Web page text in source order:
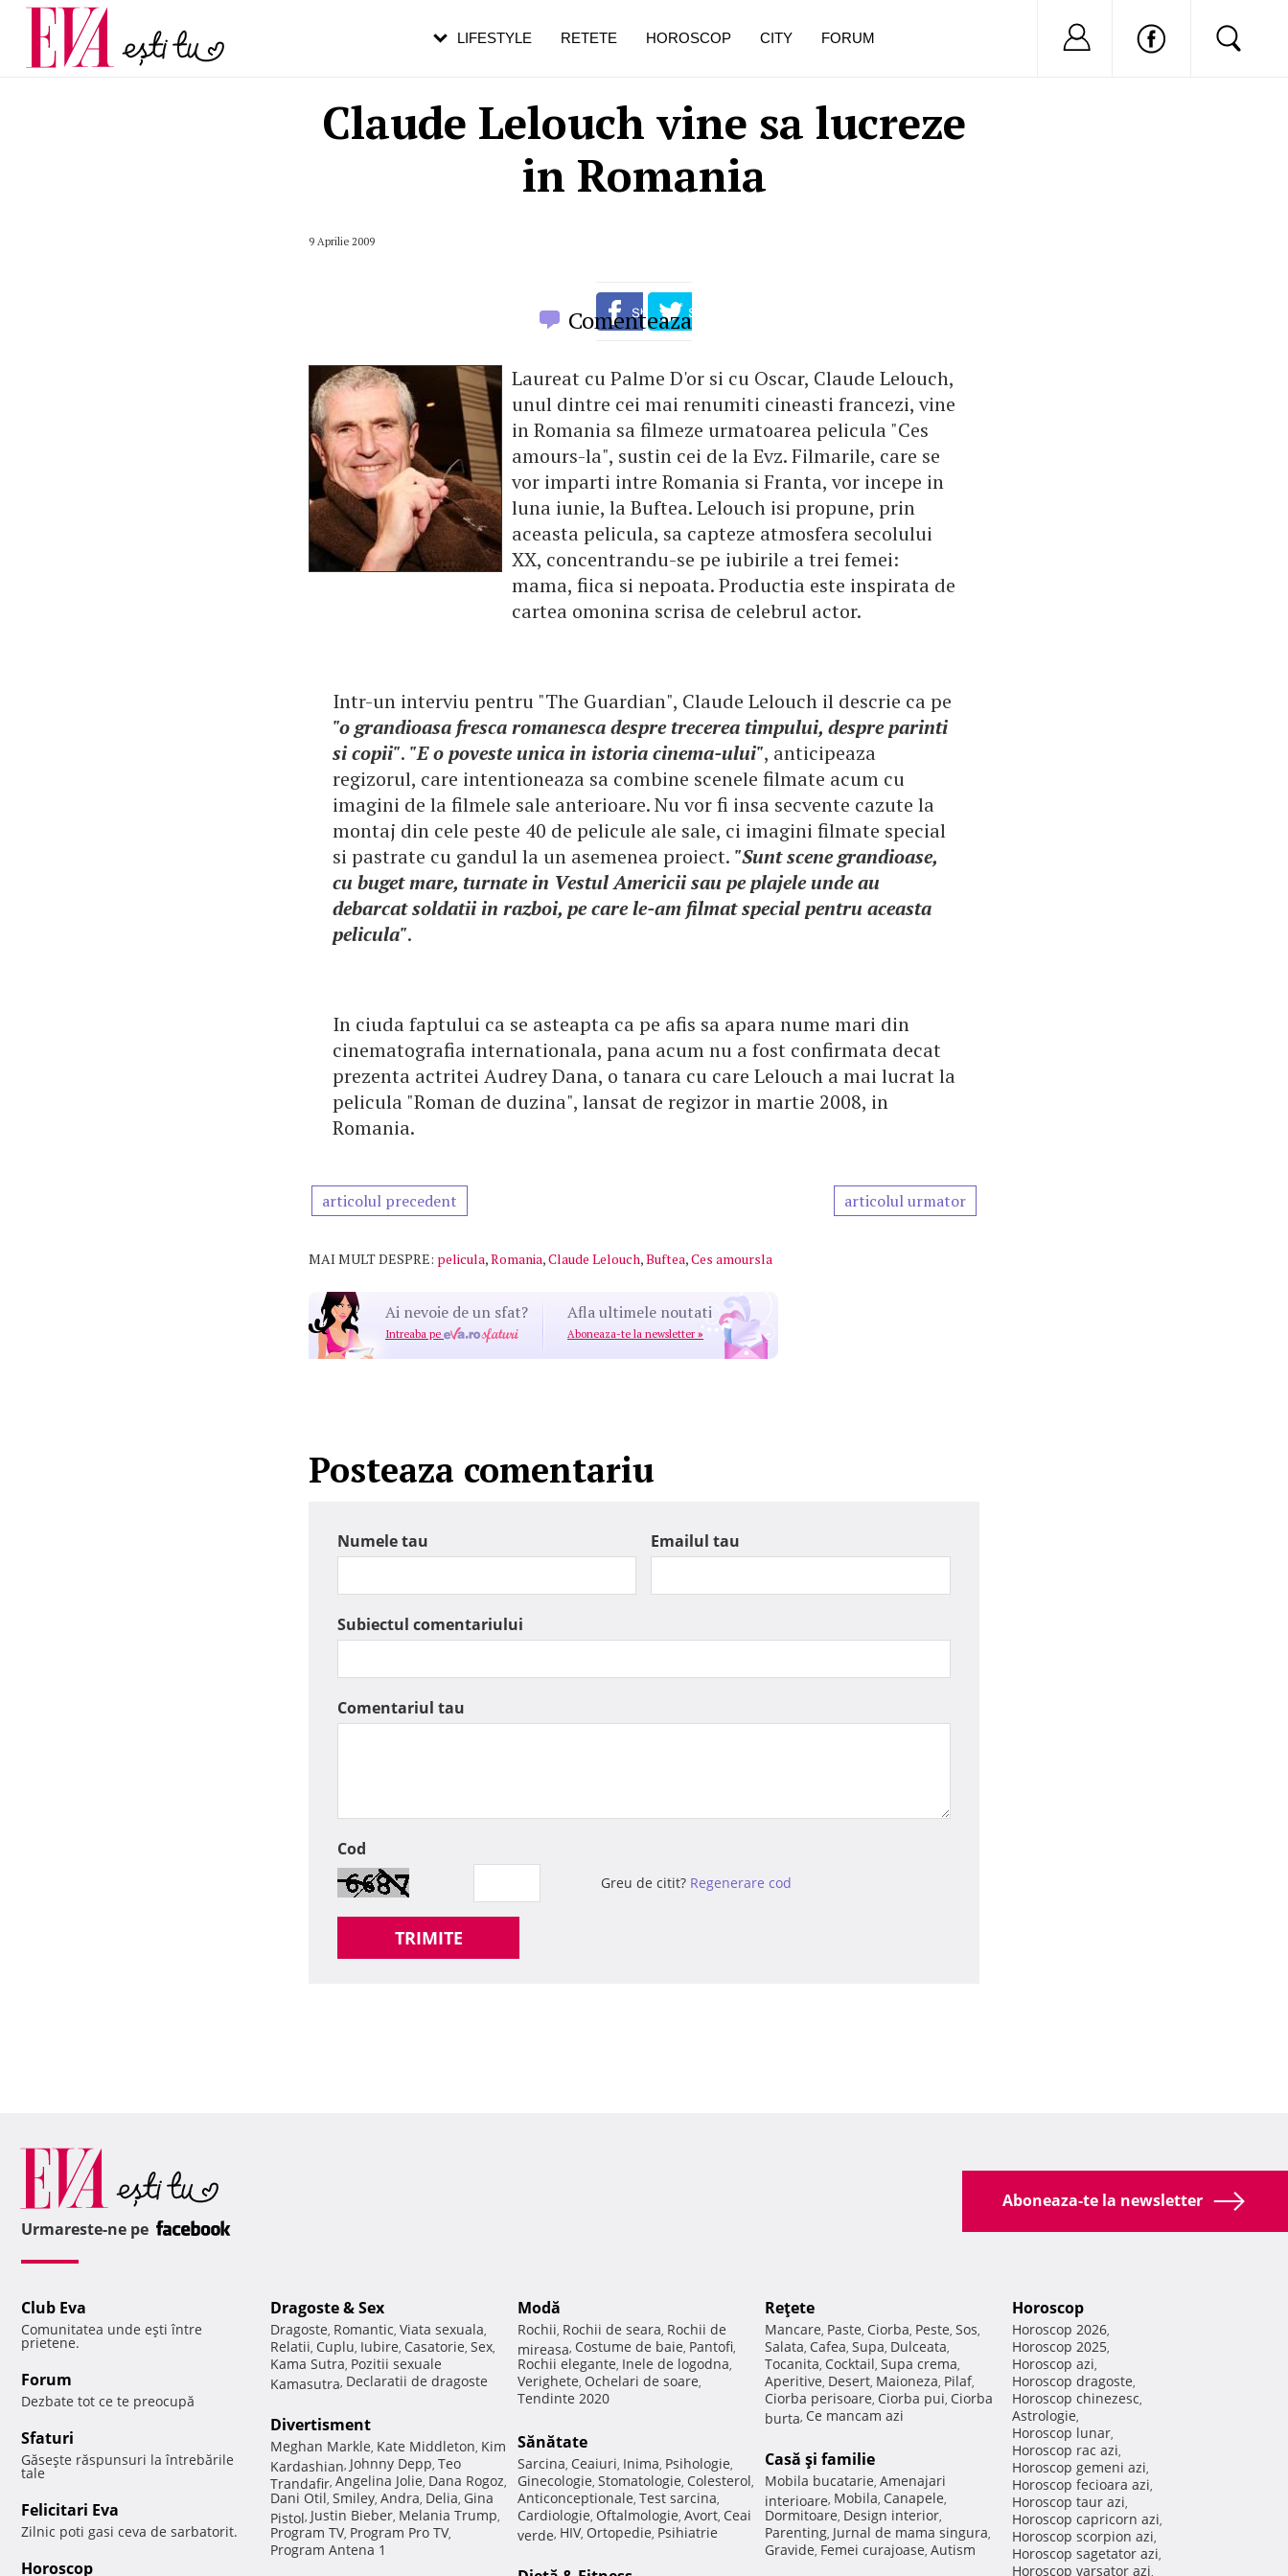
Claude Lelouch vine sa lucreze
in Romania
9 Aprilie 2009
Comenteaza
Laureat cu Palme D'or si cu Oscar, Claude Lelouch,
unul dintre cei mai renumiti cineasti francezi, vine
in Romania sa filmeze urmatoarea pelicula "Ces
amours-la", sustin cei de la Evz. Filmarile, care se
vor imparti intre Romania si Franta, vor incepe in
luna iunie, la Buftea. Lelouch isi propune, prin
aceasta pelicula, sa capteze atmosfera secolului
XX, concentrandu-se pe iubirile a trei femei:
mama, fiica si nepoata. Productia este inspirata de
cartea omonina scrisa de celebrul actor.
Intr-un interviu pentru "The Guardian", Claude Lelouch il descrie ca pe
"o grandioasa fresca romanesca despre trecerea timpului, despre parinti
si copii". "E o poveste unica in istoria cinema-ului", anticipeaza
regizorul, care intentioneaza sa combine scenele filmate acum cu
imagini de la filmele sale anterioare. Nu vor fi insa secvente cazute la
montaj din cele peste 40 de pelicule ale sale, ci imagini filmate special
si pastrate cu gandul la un asemenea proiect. "Sunt scene grandioase,
cu buget mare, turnate in Vestul Americii sau pe plajele unde au
debarcat soldatii in razboi, pe care le-am filmat special pentru aceasta
pelicula".
In ciuda faptului ca se asteapta ca pe afis sa apara nume mari din
cinematografia internationala, pana acum nu a fost confirmata decat
prezenta actritei Audrey Dana, o tanara cu care Lelouch a mai lucrat la
pelicula "Roman de duzina", lansat de regizor in martie 2008, in
Romania.
articolul precedent articolul urmator
MAI MULT DESPRE: pelicula,Romania,Claude Lelouch,Buftea,Ces amoursla
Ai nevoie de un sfat?
Intreaba pe
Afla ultimele noutati
Aboneaza-te la newsletter »
Posteaza comentariu
Numele tau Emailul tau
Subiectul comentariului
Comentariul tau
Cod
Greu de citit? Regenerare cod
TRIMITE
LIFESTYLE RETETE HOROSCOP CITY FORUM Nu ai cont?
Carieră
Actualitate
pe măsură ce înaintezi în vârstă
de dureroasă este investigația
Aboneaza-te la newsletter
Urmareste-ne pe
Club Eva
Comunitatea unde eşti între
prietene.
Forum
Dezbate tot ce te preocupă
Sfaturi
Găseşte răspunsuri la întrebările
tale
Felicitari Eva
Zilnic poti gasi ceva de sarbatorit.
Horoscop
Dragoste & Sex
Dragoste, Romantic, Viata sexuala,
Relatii, Cuplu, Iubire, Casatorie, Sex,
Kama Sutra, Pozitii sexuale
Kamasutra, Declaratii de dragoste
Divertisment
Meghan Markle, Kate Middleton, Kim
Kardashian, Johnny Depp, Teo
Trandafir, Angelina Jolie, Dana Rogoz,
Dani Otil, Smiley, Andra, Delia, Gina
Pistol, Justin Bieber, Melania Trump,
Program TV, Program Pro TV,
Program Antena 1
Modă
Rochii, Rochii de seara, Rochii de
mireasa, Costume de baie, Pantofi,
Rochii elegante, Inele de logodna,
Verighete, Ochelari de soare,
Tendinte 2020
Sănătate
Sarcina, Ceaiuri, Inima, Psihologie,
Ginecologie, Stomatologie, Colesterol,
Anticonceptionale, Test sarcina,
Cardiologie, Oftalmologie, Avort, Ceai
verde, HIV, Ortopedie, Psihiatrie
Reţete
Mancare, Paste, Ciorba, Peste, Sos,
Salata, Cafea, Supa, Dulceata,
Tocanita, Cocktail, Supa crema,
Aperitive, Desert, Maioneza, Pilaf,
Ciorba perisoare, Ciorba pui, Ciorba
burta, Ce mancam azi
Casă şi familie
Mobila bucatarie, Amenajari
interioare, Mobila, Canapele,
Dormitoare, Design interior,
Parenting, Jurnal de mama singura,
Gravide, Femei curajoase, Autism
Horoscop
Horoscop 2026,
Horoscop 2025,
Horoscop azi,
Horoscop dragoste,
Horoscop chinezesc,
Astrologie,
Horoscop lunar,
Horoscop rac azi,
Horoscop gemeni azi,
Horoscop fecioara azi,
Horoscop taur azi,
Horoscop capricorn azi,
Horoscop scorpion azi,
Horoscop sagetator azi,
Horoscop varsator azi,